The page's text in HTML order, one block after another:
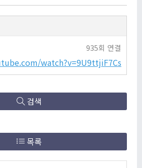
watch?v=9U9ttjiF7Cs
935회 연결
검색
목록